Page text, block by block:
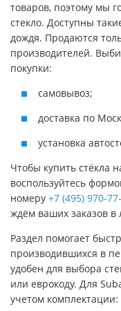
товаров, поэтому мы
стекло. Доступны
дождя. Продаются
производителей.
покупки:
самовывоз;
доставка по
установка
Чтобы купить стёкла
воспользуйтесь
номеру +7 (495) 970-
ждём ваших заказов в
Раздел помогает
производившихся в
удобен для выбора
или еврокоду. Для
учетом